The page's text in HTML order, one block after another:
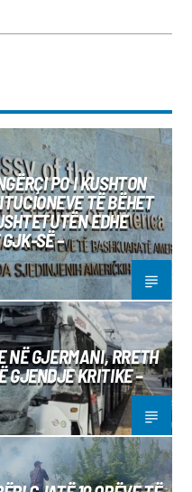
PO I KUSHTON
TË BËHET
EDHE
SË –
NË GJERMANI, RRETH
GJENDJE KRITIKE –